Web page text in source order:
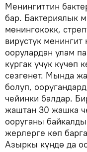
Менингиттин
бар. Бактериялык
менингококк,
вирустук
оорулардан улам
кургак учук күчөп
сезгенет. Мында
болуп,
чейинки балдар.
жаштан 30 жашка
ооруганы
жерлерге көп
Азыркы күндө да